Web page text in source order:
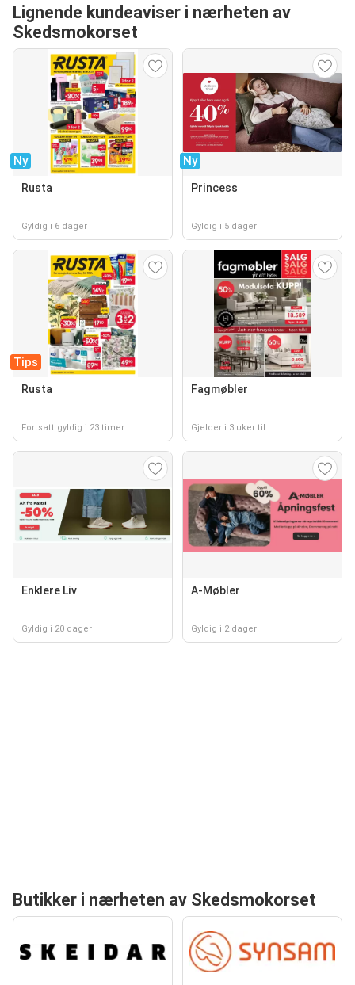
Lignende kundeaviser i nærheten av
Skedsmokorset
Ny
Rusta
Gyldig i 6 dager
Ny
Princess
Gyldig i 5 dager
Tips
Rusta
Fortsatt gyldig i 23 timer
Fagmøbler
Gjelder i 3 uker til
Enklere Liv
Gyldig i 20 dager
A-Møbler
Gyldig i 2 dager
Butikker i nærheten av Skedsmokorset